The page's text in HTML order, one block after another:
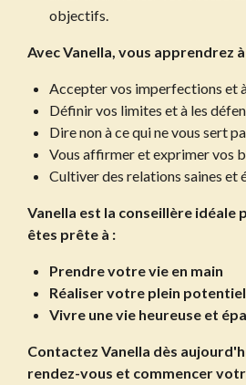
objectifs.
Avec Vanella, vous apprendrez
Accepter vos imperfections et
Définir vos limites et à les
Dire non à ce qui ne vous sert
Vous affirmer et exprimer vos
Cultiver des relations saines et
Vanella est la conseillère idéale
êtes prête à :
Prendre votre vie en main
Réaliser votre plein potentiel
Vivre une vie heureuse et
Contactez Vanella dès
rendez-vous et commencer